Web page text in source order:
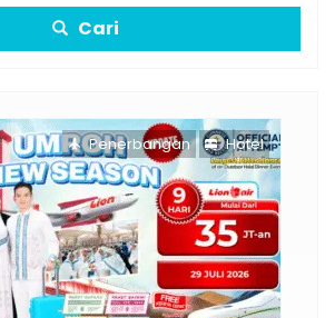
Cari
Penerbangan Hotel